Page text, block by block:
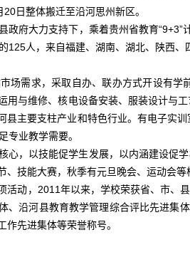
日整体搬迁至沿河思州新区。
政府大力支持下，乘着贵州省教育
125人，来自福建、湖南、湖北、陕西
场需求，采取自办、联办方式开设有
用与维修、核电设备安装、服装设计与
县主要支柱产业和特色行业。有电子实
专业教学需要。
心，以技能促学生发展，以内涵建设促
、技能大赛，秋季有元旦晚会、运动会
活动，2011年以来，学校荣获省、市、
、沿河县教育教学管理综合评比先进集
先进集体等荣誉称号。